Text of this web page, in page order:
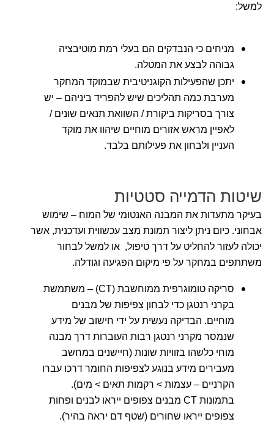
למשל:
מניחים כי הנבדקים הם בעלי רמת מוטיבציה
גבוהה לבצע את המטלה.
יתכן שהפעילות הקוגניטיבית שבמוקד המחקר
מערבת כמה תהליכים שיש להפריד ביניהם – יש
צורך בסריקות ביקורת / השוואת תנאים שונים /
לאפיין מראש אזורים מוחיים שיהוו את מוקד
העניין ולבחון את פעילותם בלבד.
שיטות הדמייה סטטיות
בעיקר מתעדות את המבנה האנטומי של המוח – שימוש
אבחוני. כיום ניתן ליצור תמונת מצב עכשווית ועדכנית, אשר
יכולה לעזור להחליט על דרך טיפול, או למשל לבחור
משתתפים במחקר על פי מיקום הפגיעה וגודלה.
סריקה טומוגרפית ממוחשבת (CT) – משתמשת
בקרני רנטגן כדי לבחון צפיפות של מבנים
מוחיים. הבדיקה נעשית על ידי חישוב של מידע
שנמסר מקרני רנטגן רבות העוברות דרך מבנה
מוחי כלשהו בזוויות שונות (חיישנים במחשב
מעבירים מידע בנוגע לצפיפות החומר דרכו עברו
הקרניים – עצמות > רקמות תאים > מים).
בתמונות CT מבנים צפופים ייראו לבנים ופחות
צפופים ייראו שחורים (שטף דם יראה בהיר).